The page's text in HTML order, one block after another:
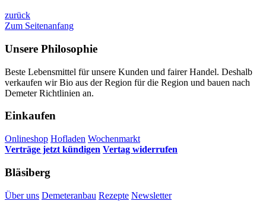
zurück
Zum Seitenanfang
Unsere Philosophie
Beste Lebensmittel für unsere Kunden und fairer Handel. Deshalb
verkaufen wir Bio aus der Region für die Region und bauen nach
Demeter Richtlinien an.
Einkaufen
Onlineshop Hofladen Wochenmarkt
Verträge jetzt kündigen Vertag widerrufen
Bläsiberg
Über uns Demeteranbau Rezepte Newsletter